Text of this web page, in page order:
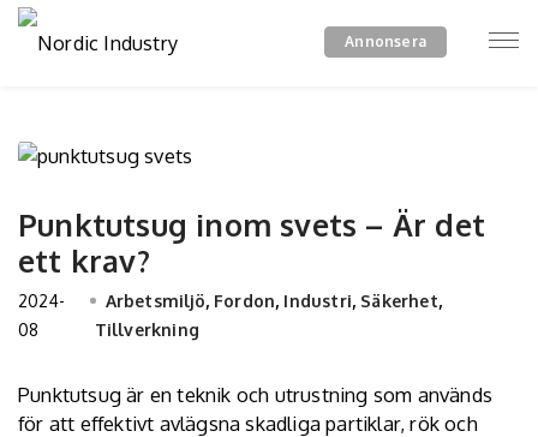
Annonsera
Punktutsug inom svets – Är det
ett krav?
2024-
08
Arbetsmiljö, Fordon, Industri, Säkerhet,
Tillverkning
Punktutsug är en teknik och utrustning som används
för att effektivt avlägsna skadliga partiklar, rök och